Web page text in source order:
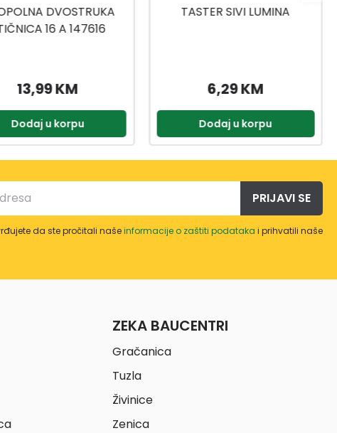
SIVI LUMINA
6,29 KM
Dodaj u korpu
UTIČNICA PROLAZNA TV-R
19,95 KM
Dodaj u korpu
PRIJAVI SE
da ste pročitali našeinformacije o zaštiti podataka i prihvatili naše
ZEKA BAUCENTRI
Gračanica
Tuzla
Živinice
Zenica